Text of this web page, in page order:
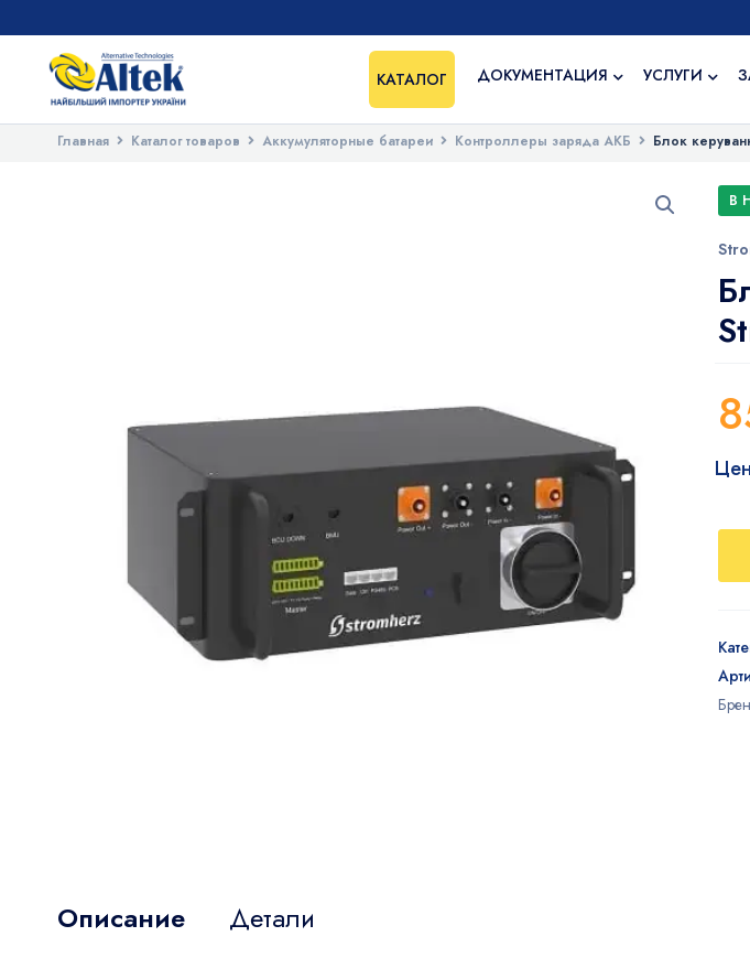
КАТАЛОГ ДОКУМЕНТАЦИЯ УСЛУГИ
Главная Каталог товаров Аккумуляторные батареи Контроллеры заряда АКБ Блок
В
Описание Детали